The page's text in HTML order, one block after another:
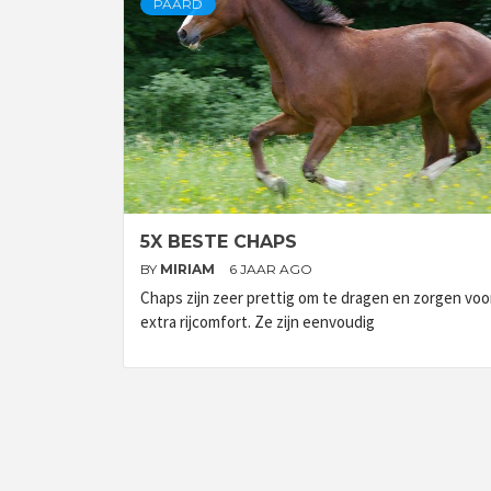
PAARD
5X BESTE CHAPS
BY MIRIAM 6 JAAR AGO
Chaps zijn zeer prettig om te dragen en zorgen
extra rijcomfort. Ze zijn eenvoudig